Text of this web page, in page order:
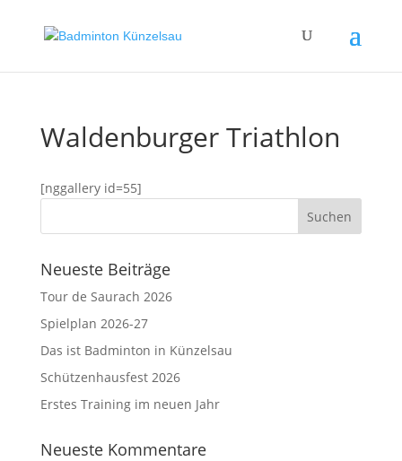
Waldenburger Triathlon
[nggallery id=55]
Neueste Beiträge
Tour de Saurach 2026
Spielplan 2026-27
Das ist Badminton in Künzelsau
Schützenhausfest 2026
Erstes Training im neuen Jahr
Neueste Kommentare